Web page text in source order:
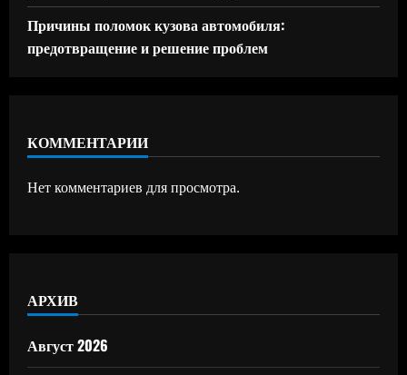
Причины поломок кузова автомобиля:
предотвращение и решение проблем
КОММЕНТАРИИ
Нет комментариев для просмотра.
АРХИВ
Август 2026